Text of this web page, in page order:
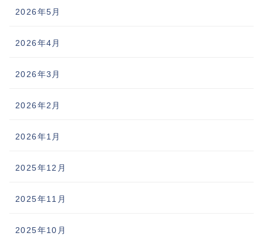
2026年5月
2026年4月
2026年3月
2026年2月
2026年1月
2025年12月
2025年11月
2025年10月